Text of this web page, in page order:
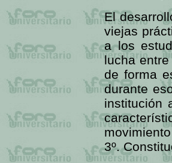
El
viejas
a los
lucha
de forma
durante
institución
3º.